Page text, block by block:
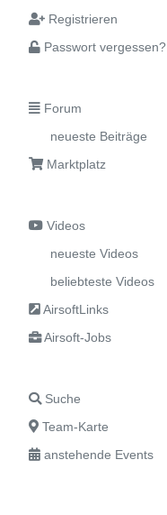
Registrieren
Passwort vergessen?
Forum
neueste Beiträge
Marktplatz
Videos
neueste Videos
beliebteste Videos
AirsoftLinks
Airsoft-Jobs
Suche
Team-Karte
anstehende Events